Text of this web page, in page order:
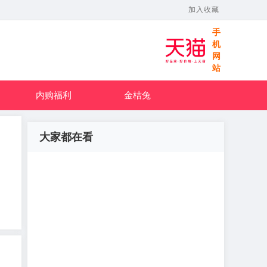
加入收藏
手
机
网
站
内购福利 金桔兔
大家都在看